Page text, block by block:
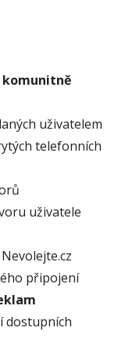
komunitně
uživatelem
telefonních
uživatele
připojení
dostupních